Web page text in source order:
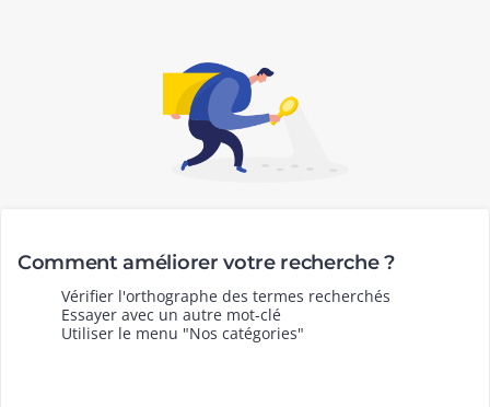
Comment améliorer votre recherche ?
Vérifier l'orthographe des termes recherchés
Essayer avec un autre mot-clé
Utiliser le menu "Nos catégories"